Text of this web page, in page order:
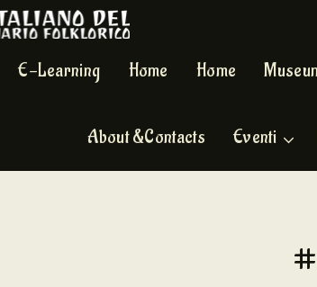
E-Learning Home Home
About &Contacts Eventi